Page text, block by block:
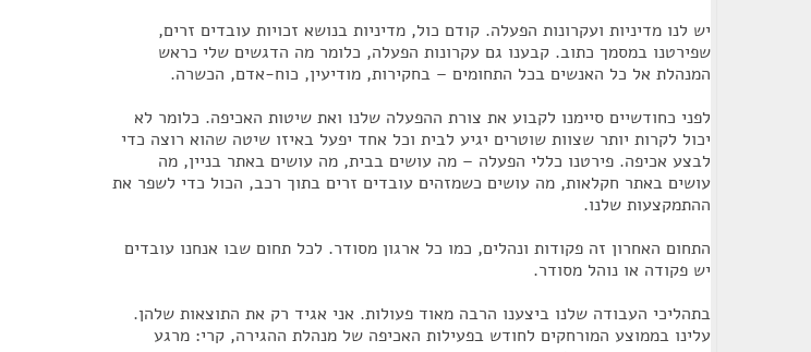
יש לנו מדיניות ועקרונות הפעלה. קודם כול, מדיניות בנושא זכויות עובדים זרים,
שפירטנו במסמך כתוב. קבענו גם עקרונות הפעלה, כלומר מה הדגשים שלי כראש
המנהלת אל כל האנשים בכל התחומים – בחקירות, מודיעין, כוח-אדם, הכשרה.
לפני כחודשיים סיימנו לקבוע את צורת ההפעלה שלנו ואת שיטות האכיפה. כלומר לא
יכול לקרות יותר שצוות שוטרים יגיע לבית וכל אחד יפעל באיזו שיטה שהוא רוצה כדי
לבצע אכיפה. פירטנו כללי הפעלה – מה עושים בבית, מה עושים באתר בניין, מה
עושים באתר חקלאות, מה עושים כשמזהים עובדים זרים בתוך רכב, הכול כדי לשפר את
ההתמקצעות שלנו.
התחום האחרון זה פקודות ונהלים, כמו כל ארגון מסודר. לכל תחום שבו אנחנו עובדים
יש פקודה או נוהל מסודר.
בתהליכי העבודה שלנו ביצענו הרבה מאוד פעולות. אני אגיד רק את התוצאות שלהן.
עלינו בממוצע המורחקים לחודש בפעילות האכיפה של מנהלת ההגירה, קרי: מרגע